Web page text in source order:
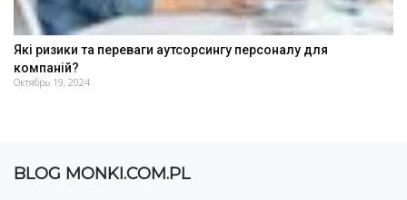
Які ризики та переваги аутсорсингу персоналу для
компаній?
Октябрь 19, 2024
BLOG MONKI.COM.PL